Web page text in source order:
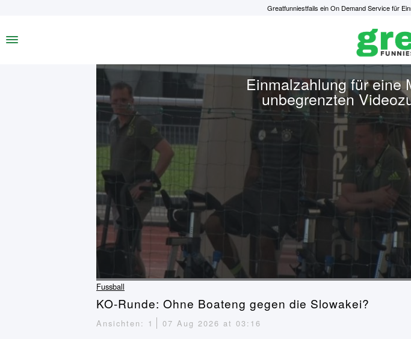
Greatfunniestfails ein On Demand Service für
Einmalzahlung für eine
unbegrenzten
Fussball
KO-Runde: Ohne Boateng gegen die Slowakei?
Ansichten: 1 07 Aug 2026 at 03:16